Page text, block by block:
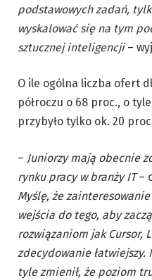
podstawowych zadań,
wyskalować się na tym
sztucznej inteligencji –
O ile ogólna liczba ofert
półroczu o 68 proc., o
przybyło tylko ok. 20
– Juniorzy mają obecnie
rynku pracy w branży IT–
Myślę, że
wejścia do tego, aby
rozwiązaniom jak Cursor,
zdecydowanie
tyle zmienił, że poziom